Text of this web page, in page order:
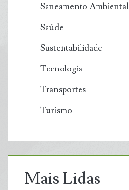
Saneamento Ambiental
Saúde
Sustentabilidade
Tecnologia
Transportes
Turismo
Mais Lidas